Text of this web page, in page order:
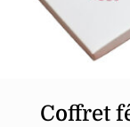
Coffret